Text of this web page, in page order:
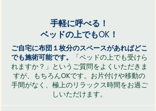
手軽に呼べる！​
ベッドの上でもOK！
ご自宅に布団１枚分のスペースがあればどこ
でも施術可能です。
「ベッドの上でも受けら
れますか？」というご質問をよくいただきま
すが、もちろんOKです。お片付けや移動の
手間がなく、極上のリラックス時間をお過ご
しいただけます。